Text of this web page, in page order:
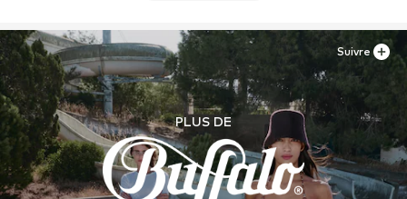
PLUS DE
Suivre